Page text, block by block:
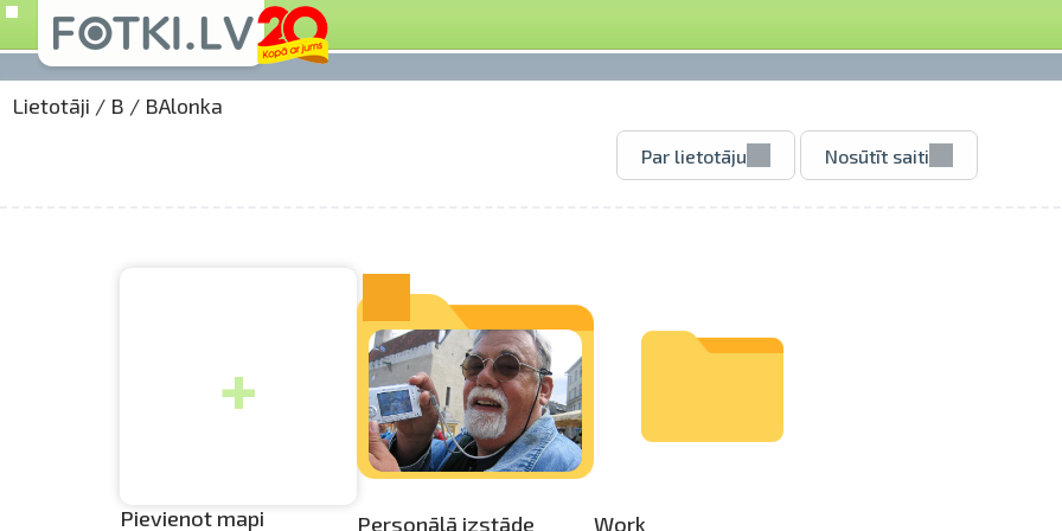
Lietotāji / B / BAlonka
Par lietotāju Nosūtīt saiti
+
Pievienot mapi Personālā izstāde Work